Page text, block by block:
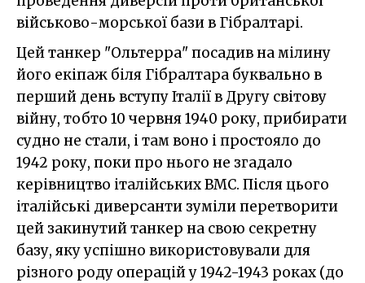
військово-морської бази в Гібралтарі.
Цей танкер "Ольтерра" посадив на мілину
його екіпаж біля Гібралтара буквально в
перший день вступу Італії в Другу світову
війну, тобто 10 червня 1940 року, прибирати
судно не стали, і там воно і простояло до
1942 року, поки про нього не згадало
керівництво італійських ВМС. Після цього
італійські диверсанти зуміли перетворити
цей закинутий танкер на свою секретну
базу, яку успішно використовували для
різного роду операцій у 1942-1943 роках (до